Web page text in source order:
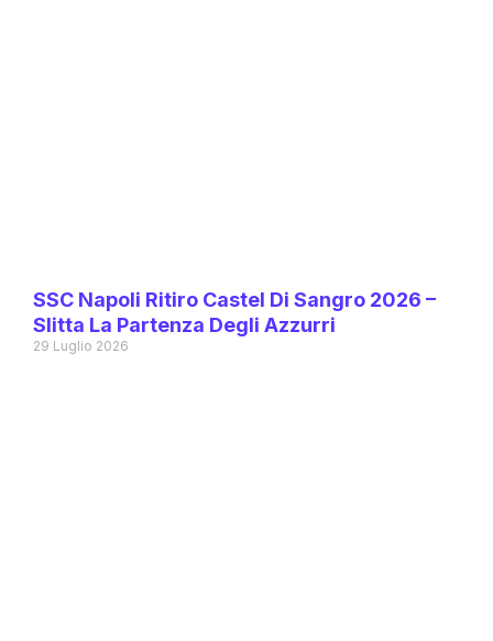
SSC Napoli Ritiro Castel Di Sangro 2026 –
Slitta La Partenza Degli Azzurri
29 Luglio 2026